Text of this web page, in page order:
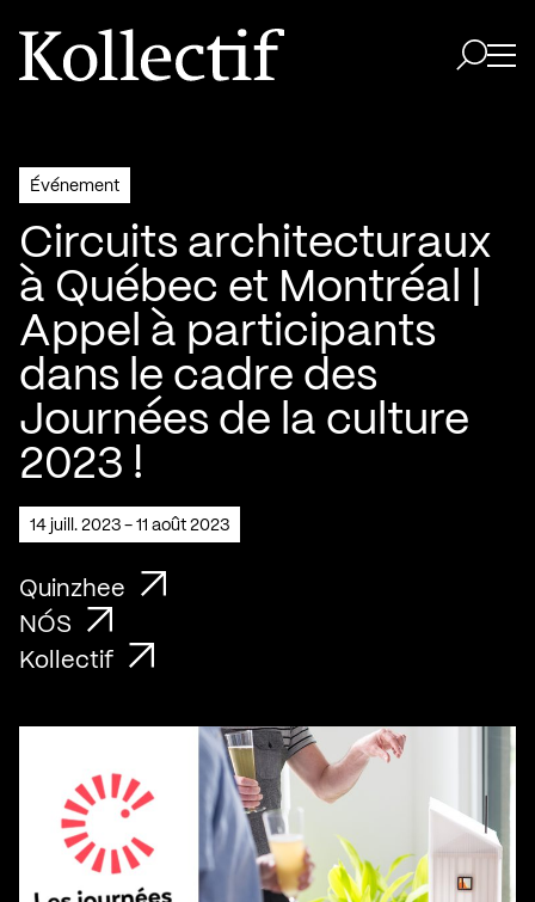
Aller à la page d'accueil
Logo Kollectif
Événement
Circuits architecturaux
à Québec et Montréal |
Appel à participants
dans le cadre des
Journées de la culture
2023 !
14 juill. 2023 - 11 août 2023
Quinzhee
NÓS
Kollectif